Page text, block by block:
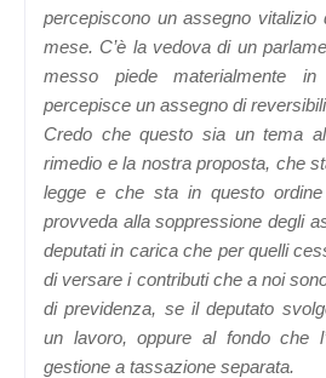
percepiscono un assegno vitalizio
mese. C’è la vedova di un
messo piede materialmente in
percepisce un assegno di
Credo che questo sia un tema
rimedio e la nostra proposta, che
legge e che sta in questo
provveda alla soppressione degli
deputati in carica che per quelli
di versare i contributi che a noi
di previdenza, se il deputato
un lavoro, oppure al fondo che
gestione a tassazione separata.